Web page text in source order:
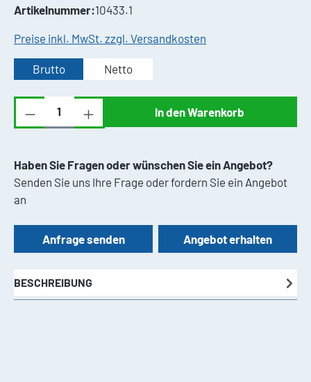
Artikelnummer:10433.1
Preise inkl. MwSt. zzgl. Versandkosten
Brutto Netto
Produkt Anzahl: Gib den gewünschten
In den Warenkorb
Haben Sie Fragen oder wünschen Sie ein Angebot?
Senden Sie uns Ihre Frage oder fordern Sie ein Angebot
an
Anfrage senden Angebot erhalten
BESCHREIBUNG